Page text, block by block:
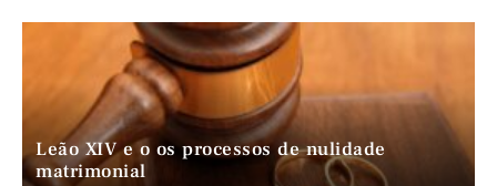
Leão XIV e o os processos de nulidade
matrimonial